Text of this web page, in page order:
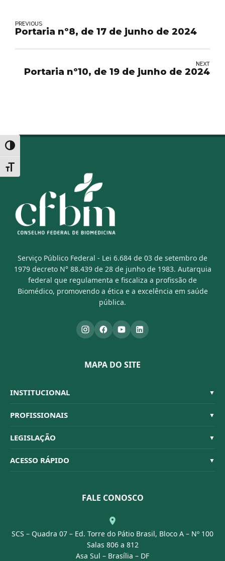
Alternar alto contraste
Alternar tamanho da fonte
PREVIOUS
Portaria nº8, de 17 de junho de 2024
NEXT
Portaria nº10, de 19 de junho de 2024
Serviço Público Federal - Lei 6.684 de 03 de setembro de
1979 decreto N° 88.439 de 28 de junho de 1983. Autarquia
federal que regulamenta e fiscaliza a profissão de
Biomédico, promovendo a ética e a excelência em saúde
pública.
MAPA DO SITE
INSTITUCIONAL ▼
Sistema CFBM
Quem Somos
Organograma
Conselheiros
PROFISSIONAIS ▼
Habilitações
Código de Ética
Dúvidas Frequentes
LEGISLAÇÃO ▼
Resoluções
ACESSO RÁPIDO ▼
Portal Transparência
FALE CONOSCO
SCS – Quadra 07 – Ed. Torre do Pátio Brasil, Bloco A – Nº 100
Salas 806 a 812
Asa Sul – Brasília – DF